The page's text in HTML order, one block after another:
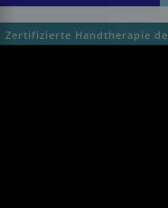
die
zu
.